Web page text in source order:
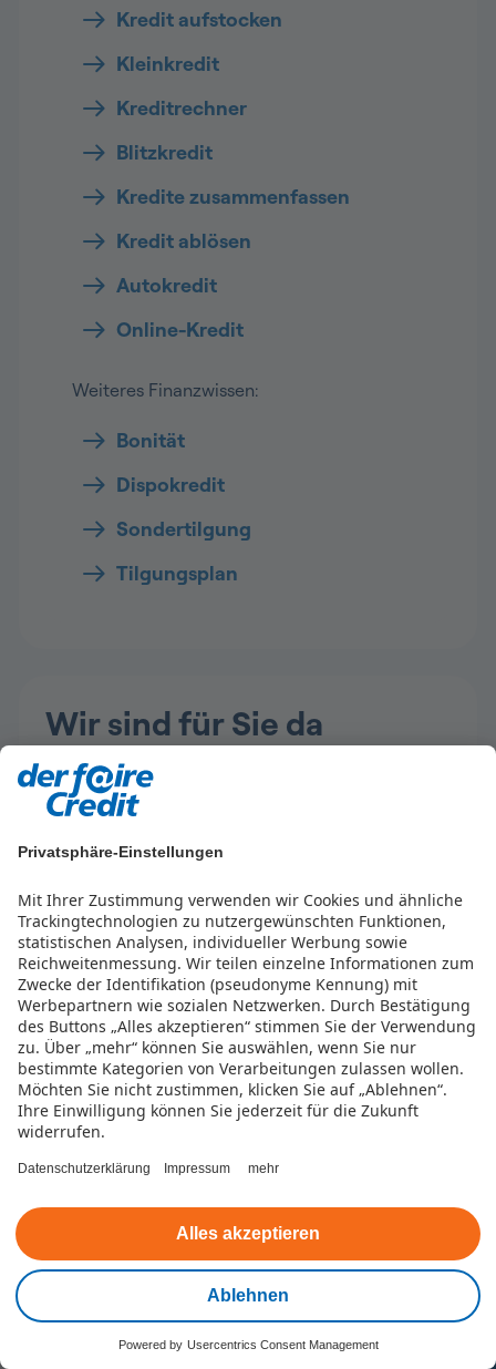
Privatsphäre-Einstellungen
Mit Ihrer Zustimmung verwenden wir Cookies und ähnliche
Trackingtechnologien zu nutzergewünschten Funktionen,
statistischen Analysen, individueller Werbung sowie
Reichweitenmessung. Wir teilen einzelne Informationen zum
Zwecke der Identifikation (pseudonyme Kennung) mit
Werbepartnern wie sozialen Netzwerken. Durch Bestätigung
des Buttons „Alles akzeptieren“ stimmen Sie der Verwendung
zu. Über „mehr“ können Sie auswählen, wenn Sie nur
bestimmte Kategorien von Verarbeitungen zulassen wollen.
Möchten Sie nicht zustimmen, klicken Sie auf „Ablehnen“.
Ihre Einwilligung können Sie jederzeit für die Zukunft
widerrufen.
Datenschutzerklärung Impressum mehr
Ablehnen
Alles akzeptieren
Powered by Usercentrics Consent Management
Kredit aufstocken
Kleinkredit
Kreditrechner
Blitzkredit
Kredite zusammenfassen
Kredit ablösen
Autokredit
Online-Kredit
Weiteres Finanzwissen:
Bonität
Dispokredit
Sondertilgung
Tilgungsplan
Wir sind für Sie da
E-Mail
Füllen Sie unser Kontaktformular aus und
wir helfen Ihnen baldmöglichst.